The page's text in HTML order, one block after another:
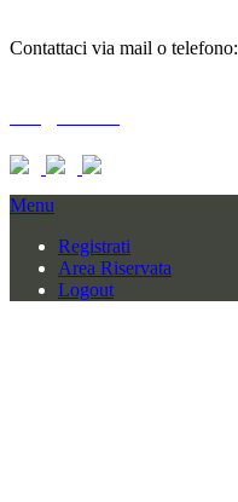
Contattaci via mail o telefono:
Menu
Registrati
Area Riservata
Logout